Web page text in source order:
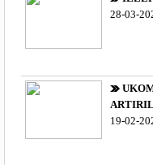
28-03-
19-02-